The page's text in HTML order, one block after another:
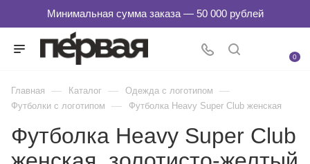
0
Главная — Каталог — Одежда с логотипом —
Футболки с логотипом — Футболка Heavy Super Club женская
Футболка Heavy Super Club